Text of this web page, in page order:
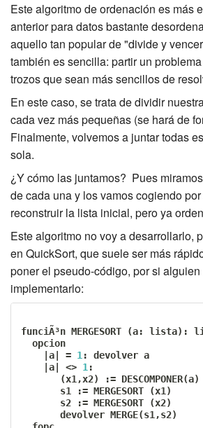
Este algoritmo de ordenación es más
anterior para datos bastante
aquello tan popular de "divide y
también es sencilla: partir un
trozos que sean más sencillos de
En este caso, se trata de dividir
cada vez más pequeñas (se hará de
Finalmente, volvemos a juntar todas
sola.
¿Y cómo las juntamos? Pues
de cada una y los vamos cogiendo
reconstruir la lista inicial, pero ya
Este algoritmo no voy a desarrollarlo,
en QuickSort, que suele ser más
poner el pseudo-código, por si
implementarlo:
funciÃ³n MERGESORT (a: lista) :
  opcion
    |a|
= 1 : devolver
    |a|
<> 1 :
(x1 ,x2) := DESCOMPONER(a)
       s1
:= MERGESORT (x1 )
       s2
:= MERGESORT (x2)
       devolver MERGE
(s1 ,s2)